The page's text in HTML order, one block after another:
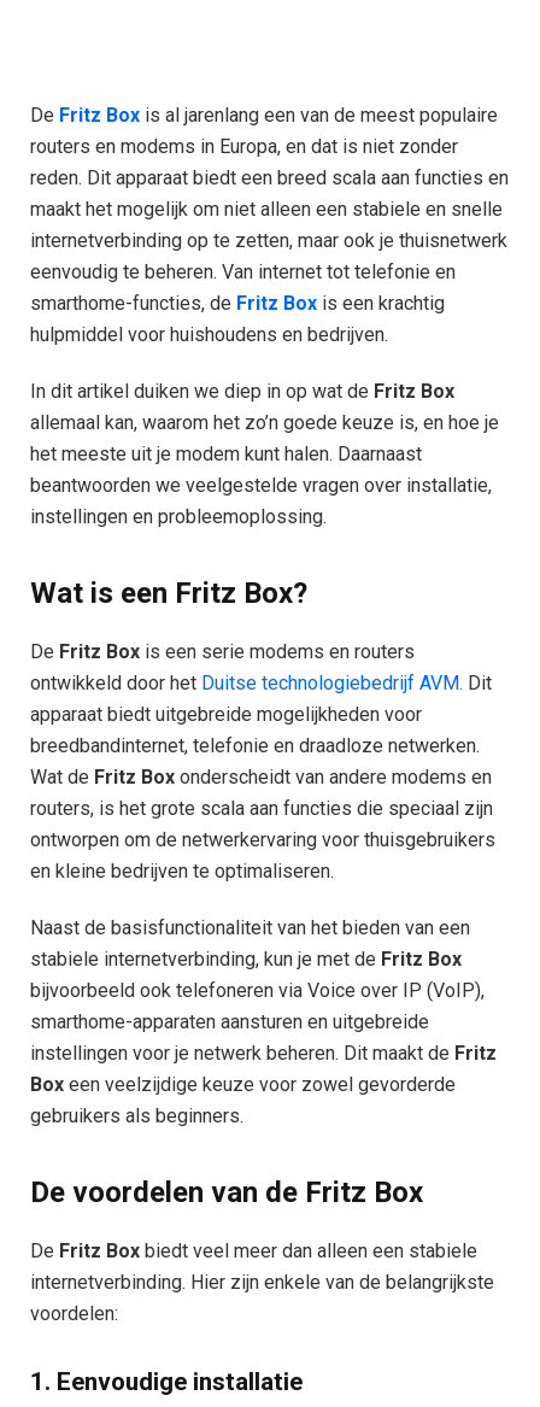
De Fritz Box is al jarenlang een van de meest populaire
routers en modems in Europa, en dat is niet zonder
reden. Dit apparaat biedt een breed scala aan functies en
maakt het mogelijk om niet alleen een stabiele en snelle
internetverbinding op te zetten, maar ook je thuisnetwerk
eenvoudig te beheren. Van internet tot telefonie en
smarthome-functies, de Fritz Box is een krachtig
hulpmiddel voor huishoudens en bedrijven.
In dit artikel duiken we diep in op wat de Fritz Box
allemaal kan, waarom het zo’n goede keuze is, en hoe je
het meeste uit je modem kunt halen. Daarnaast
beantwoorden we veelgestelde vragen over installatie,
instellingen en probleemoplossing.
Wat is een Fritz Box?
De Fritz Box is een serie modems en routers
ontwikkeld door het Duitse technologiebedrijf AVM. Dit
apparaat biedt uitgebreide mogelijkheden voor
breedbandinternet, telefonie en draadloze netwerken.
Wat de Fritz Box onderscheidt van andere modems en
routers, is het grote scala aan functies die speciaal zijn
ontworpen om de netwerkervaring voor thuisgebruikers
en kleine bedrijven te optimaliseren.
Naast de basisfunctionaliteit van het bieden van een
stabiele internetverbinding, kun je met de Fritz Box
bijvoorbeeld ook telefoneren via Voice over IP (VoIP),
smarthome-apparaten aansturen en uitgebreide
instellingen voor je netwerk beheren. Dit maakt de Fritz
Box een veelzijdige keuze voor zowel gevorderde
gebruikers als beginners.
De voordelen van de Fritz Box
De Fritz Box biedt veel meer dan alleen een stabiele
internetverbinding. Hier zijn enkele van de belangrijkste
voordelen:
1. Eenvoudige installatie